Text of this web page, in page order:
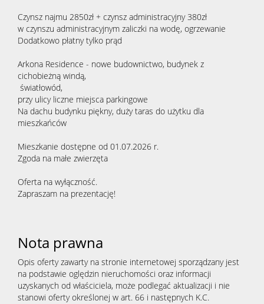
Czynsz najmu 2850zł + czynsz administracyjny 380zł
w czynszu administracyjnym zaliczki na wodę, ogrzewanie
Dodatkowo płatny tylko prąd
Arkona Residence - nowe budownictwo, budynek z
cichobieżną windą,
światłowód,
przy ulicy liczne miejsca parkingowe
Na dachu budynku piękny, duży taras do użytku dla
mieszkańców
Mieszkanie dostępne od 01.07.2026 r.
Zgoda na małe zwierzęta
Oferta na wyłączność.
Zapraszam na prezentację!
Nota prawna
Opis oferty zawarty na stronie internetowej sporządzany jest
na podstawie oględzin nieruchomości oraz informacji
uzyskanych od właściciela, może podlegać aktualizacji i nie
stanowi oferty określonej w art. 66 i następnych K.C.